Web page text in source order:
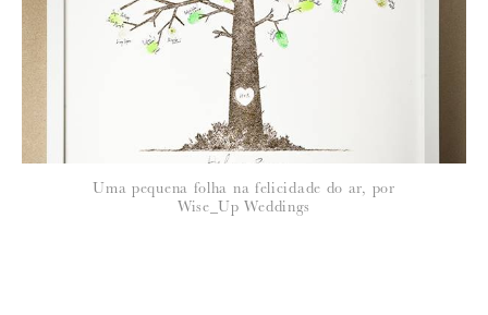
Uma pequena folha na felicidade do ar, por
Wise_Up Weddings